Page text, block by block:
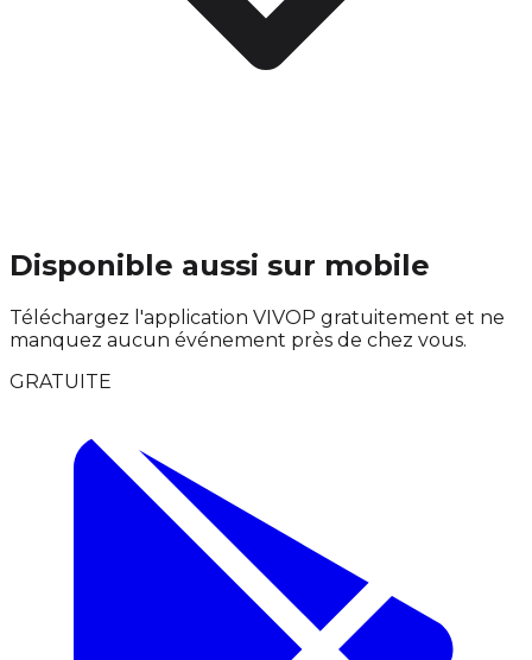
Disponible aussi sur mobile
Téléchargez l'application VIVOP gratuitement et ne
manquez aucun événement près de chez vous.
GRATUITE